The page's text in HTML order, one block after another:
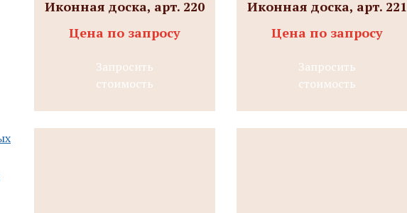
Иконная доска, арт. 220
Цена по запросу
Запросить
стоимость
Иконная доска, арт. 221
Цена по запросу
Запросить
стоимость